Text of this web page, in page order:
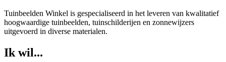
Tuinbeelden Winkel is gespecialiseerd in het leveren van kwalitatief
hoogwaardige tuinbeelden, tuinschilderijen en zonnewijzers
uitgevoerd in diverse materialen.
Ik wil...